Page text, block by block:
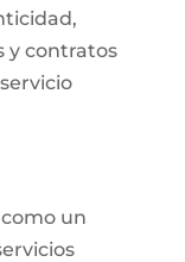
y contratos
un